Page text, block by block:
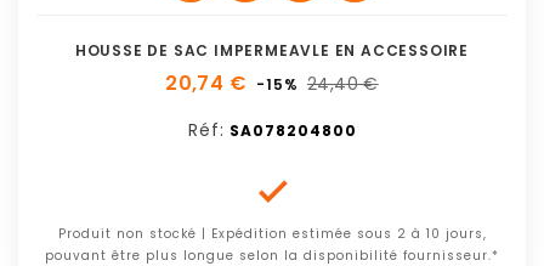
HOUSSE DE SAC IMPERMEAVLE EN ACCESSOIRE
20,74 € -15% 24,40 €
Réf: SA078204800

Produit non stocké | Expédition estimée sous 2 à 10 jours,
pouvant être plus longue selon la disponibilité fournisseur.*